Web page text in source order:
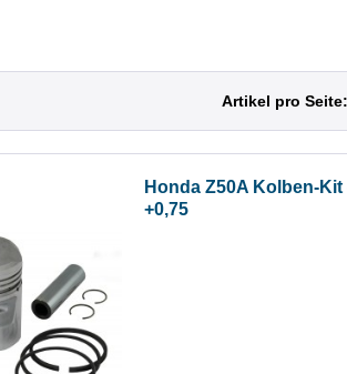
Artikel pro Seite:
Honda Z50A Kolben-Kit
+0,75